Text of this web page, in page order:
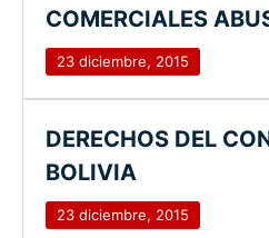
COMERCIALES
23 diciembre, 2015
DERECHOS DEL
BOLIVIA
23 diciembre, 2015